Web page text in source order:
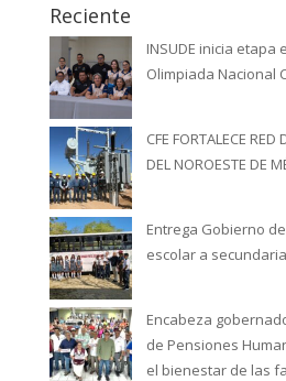
Reciente
INSUDE inicia etapa
Olimpiada Nacional
CFE FORTALECE RED
DEL NOROESTE DE
Entrega Gobierno
escolar a
Encabeza
de Pensiones
el bienestar de las